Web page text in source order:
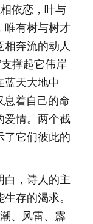
依恋，叶与
唯有树与树才
奔流的动人
撑起它伟岸
蓝天大地中
息着自己的命
爱情。两个截
了它们彼此的
白，诗人的主
存的渴求。
、风雷、霹